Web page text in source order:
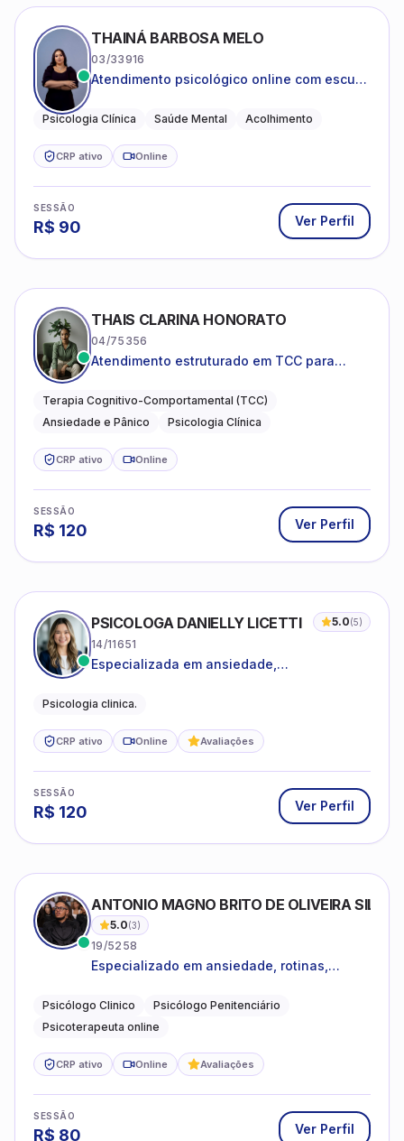
THAINÁ BARBOSA MELO
03/33916
Atendimento psicológico online com escuta
emocional
Psicologia Clínica Saúde Mental Acolhimento
CRP ativo Online
SESSÃO
R$ 90 Ver Perfil
THAIS CLARINA HONORATO
04/75356
Atendimento estruturado em TCC para
excessiva
Terapia Cognitivo-Comportamental (TCC)
Ansiedade e Pânico
Psicologia Clínica
CRP ativo Online
SESSÃO
R$ 120 Ver Perfil
PSICOLOGA DANIELLY LICETTI 5.0(5)
14/11651
Especializada em ansiedade,
Psicologia clinica.
CRP ativo Online Avaliações
SESSÃO
R$ 120 Ver Perfil
ANTONIO MAGNO BRITO DE OLIVEIRA SILVA
5.0(3)
19/5258
Especializado em ansiedade, rotinas,
familiares e questões comportamentais.
Psicólogo Clinico
Psicólogo Penitenciário
Psicoterapeuta online
CRP ativo Online Avaliações
SESSÃO
R$ 80 Ver Perfil